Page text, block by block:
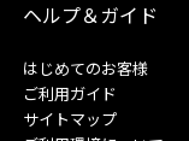
ヘルプ＆ガイド
はじめてのお客様
ご利用ガイド
サイトマップ